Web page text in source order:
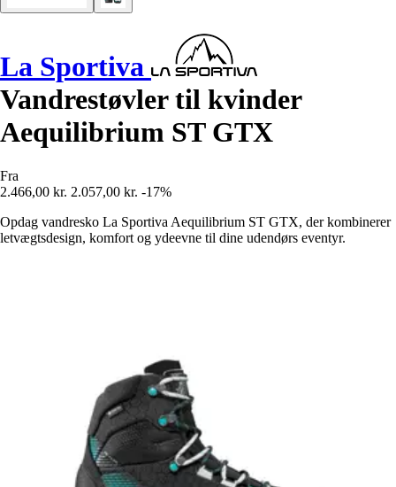
La Sportiva
Vandrestøvler til kvinder
Aequilibrium ST GTX
Fra
2.466,00 kr. 2.057,00 kr. -17%
Opdag vandresko La Sportiva Aequilibrium ST GTX, der kombinerer
letvægtsdesign, komfort og ydeevne til dine udendørs eventyr.